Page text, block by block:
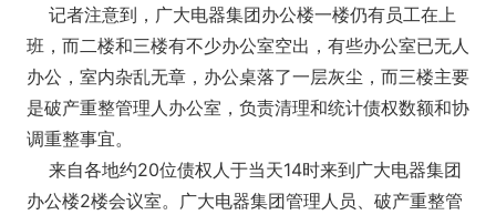
记者注意到，广大电器集团办公楼一楼仍有员工在上
班，而二楼和三楼有不少办公室空出，有些办公室已无人
办公，室内杂乱无章，办公桌落了一层灰尘，而三楼主要
是破产重整管理人办公室，负责清理和统计债权数额和协
调重整事宜。
来自各地约20位债权人于当天14时来到广大电器集团
办公楼2楼会议室。广大电器集团管理人员、破产重整管